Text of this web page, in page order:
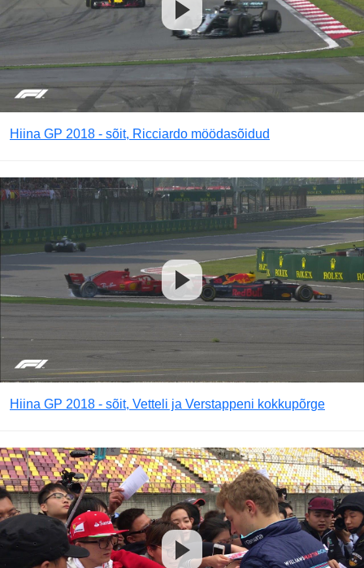
Hiina GP 2018 - sõit, Ricciardo möödasõidud
Hiina GP 2018 - sõit, Vetteli ja Verstappeni kokkupõrge